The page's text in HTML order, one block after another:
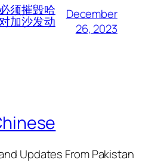
须摧毁哈
加沙发动
December
26, 2023
Updates From Pakistan